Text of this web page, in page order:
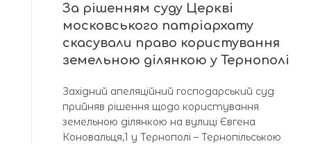
За рішенням суду Церкві
московського патріархату
скасували право користування
земельною ділянкою у Тернополі
Західний апеляційний господарський суд
прийняв рішення щодо користування
земельною ділянкою на вулиці Євгена
Коновальця,1 у Тернополі – Тернопільською